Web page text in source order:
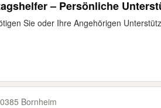
– Persönliche
Sie oder Ihre Angehörigen
Bornheim